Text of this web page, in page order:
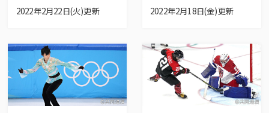
2022年2月22日(火)更新 2022年2月18日(金)更新